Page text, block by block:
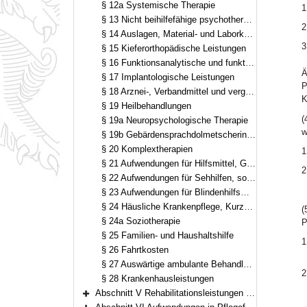
§ 12a Systemische Therapie
§ 13 Nicht beihilfefähige psychotherapeutische Behandlungsverfahren
§ 14 Auslagen, Material- und Laborkosten bei zahnärztlichen Leistungen
§ 15 Kieferorthopädische Leistungen
§ 16 Funktionsanalytische und funktionstherapeutische Leistungen
§ 17 Implantologische Leistungen
§ 18 Arznei-, Verbandmittel und vergleichbare Medizinprodukte
§ 19 Heilbehandlungen
§ 19a Neuropsychologische Therapie
§ 19b Gebärdensprachdolmetscherinnen oder Gebärdensprachdolmetscher
§ 20 Komplextherapien
§ 21 Aufwendungen für Hilfsmittel, Geräte zur Selbstbehandlung und Selbstkontrolle, für Körperersatzstücke sowie für digitale Gesundheitsanwendungen
§ 22 Aufwendungen für Sehhilfen, sonstige visusverbessernde Maßnahmen
§ 23 Aufwendungen für Blindenhilfsmittel sowie die erforderliche Schulung in Orientierung und Mobilität
§ 24 Häusliche Krankenpflege, Kurzzeitpflege bei fehlender Pflegebedürftigkeit, Übergangspflege im Krankenhaus
§ 24a Soziotherapie
§ 25 Familien- und Haushaltshilfe
§ 26 Fahrtkosten
§ 27 Auswärtige ambulante Behandlungen
§ 28 Krankenhausleistungen
Bereich erweitern
Abschnitt V Rehabilitationsleistungen (§§ 29–30)